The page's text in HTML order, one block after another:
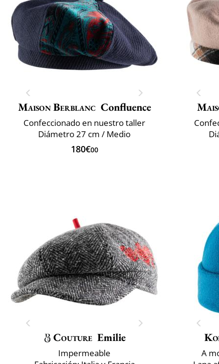
Maison Berblanc Confluence
Confeccionado en nuestro taller
Diámetro 27 cm / Medio
180€00
Couture Emilie
Impermeable
A